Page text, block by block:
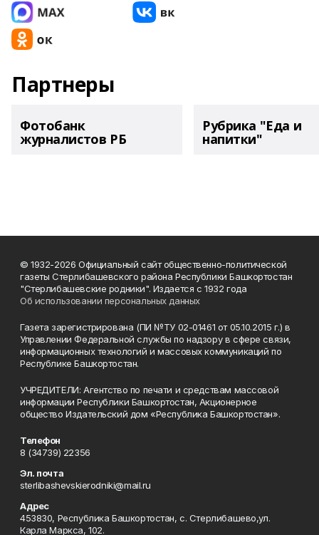
Партнеры
Фотобанк
журналистов РБ
Рубрика "Еда и
напитки"
© 1932-2026 Официальный сайт общественно-политической
газеты Стерлибашевского района Республики Башкортостан
"Стерлибашевские родники". Издается с 1932 года
Об использовании персональных данных
Газета зарегистрирована (ПИ №ТУ 02-01461 от 05.10.2015 г.) в
Управлении Федеральной службы по надзору в сфере связи,
информационных технологий и массовых коммуникаций по
Республике Башкортостан.
УЧРЕДИТЕЛИ: Агентство по печати и средствам массовой
информации Республики Башкортостан, Акционерное
общество Издательский дом «Республика Башкортостан».
Телефон
8 (34739) 22356
Эл. почта
sterlibashevskierodniki@mail.ru
Адрес
453830, Республика Башкортостан, c. Стерлибашево,ул.
Карла Маркса, 102.